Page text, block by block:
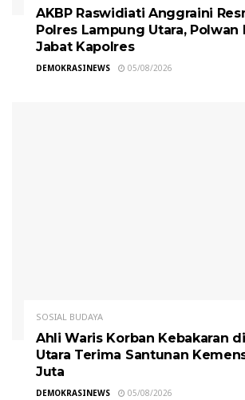
AKBP Raswidiati Anggraini
Polres Lampung Utara, Polwan
Jabat Kapolres
DEMOKRASINEWS 05/08/2026
SOSIAL BUDAYA
Ahli Waris Korban Kebakaran
Utara Terima Santunan
Juta
DEMOKRASINEWS 05/08/2026